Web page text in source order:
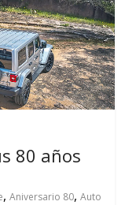
80 años
,Aniversario 80,Auto